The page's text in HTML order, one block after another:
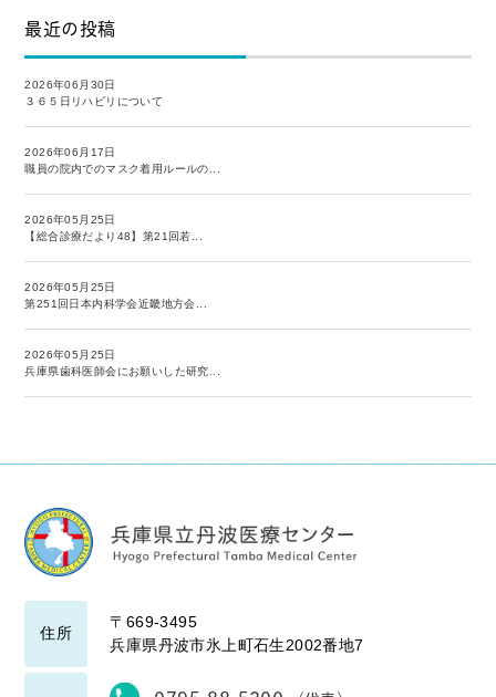
最近の投稿
2026年06月30日
３６５日リハビリについて
2026年06月17日
職員の院内でのマスク着用ルールの...
2026年05月25日
【総合診療だより48】第21回若...
2026年05月25日
第251回日本内科学会近畿地方会...
2026年05月25日
兵庫県歯科医師会にお願いした研究...
住所
〒669-3495
兵庫県丹波市氷上町石生2002番地7